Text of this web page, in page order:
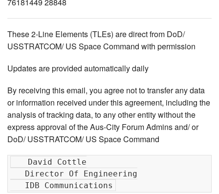
These 2-Line Elements (TLEs) are direct from DoD/
USSTRATCOM/ US Space Command with permission
Updates are provided automatically daily
By receiving this email, you agree not to transfer any data
or information received under this agreement, including the
analysis of tracking data, to any other entity without the
express approval of the Aus-City Forum Admins and/ or
DoD/ USSTRATCOM/ US Space Command